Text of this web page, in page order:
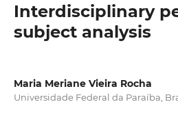
Interdisciplinary
subject analysis
Maria Meriane Vieira Rocha
Universidade Federal da Paraíba,